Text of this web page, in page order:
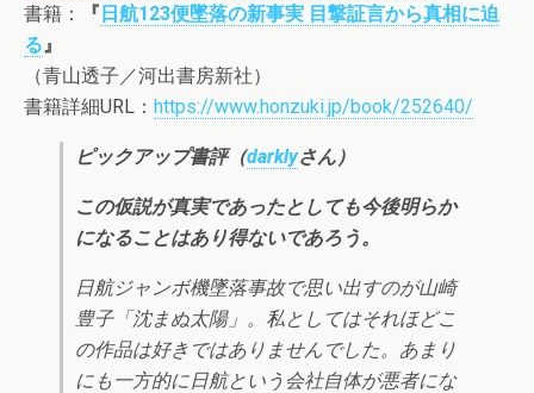
書籍： 『 日航123便墜落の新事実 目撃証言から真相に迫
る』
（青山透子／河出書房新社）
書籍詳細URL： https://www.honzuki.jp/book/252640/
ピックアップ書評（darklyさん）
この仮説が真実であったとしても今後明らか
になることはあり得ないであろう。
日航ジャンボ機墜落事故で思い出すのが山崎
豊子「沈まぬ太陽」。私としてはそれほどこ
の作品は好きではありませんでした。あまり
にも一方的に日航という会社自体が悪者にな